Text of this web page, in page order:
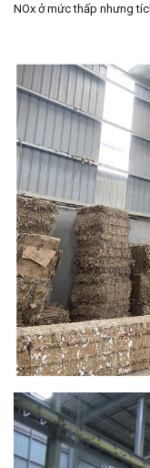
NOx ở mức thấp nhưng